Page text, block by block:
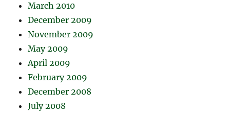
March 2010
December 2009
November 2009
May 2009
April 2009
February 2009
December 2008
July 2008